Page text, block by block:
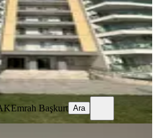
3. Kat·02.07.2026
Emrah Başkurt
Emrah Başkurt Ara